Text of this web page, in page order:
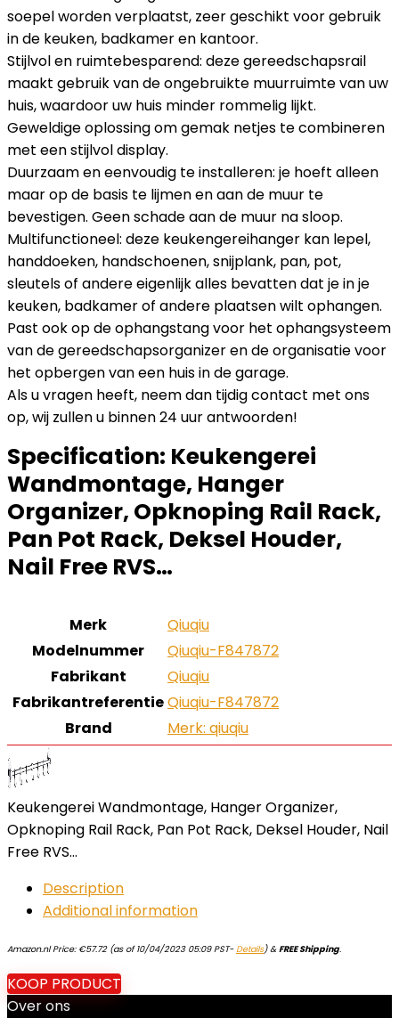
soepel worden verplaatst, zeer geschikt voor gebruik
in de keuken, badkamer en kantoor.
Stijlvol en ruimtebesparend: deze gereedschapsrail
maakt gebruik van de ongebruikte muurruimte van uw
huis, waardoor uw huis minder rommelig lijkt.
Geweldige oplossing om gemak netjes te combineren
met een stijlvol display.
Duurzaam en eenvoudig te installeren: je hoeft alleen
maar op de basis te lijmen en aan de muur te
bevestigen. Geen schade aan de muur na sloop.
Multifunctioneel: deze keukengereihanger kan lepel,
handdoeken, handschoenen, snijplank, pan, pot,
sleutels of andere eigenlijk alles bevatten dat je in je
keuken, badkamer of andere plaatsen wilt ophangen.
Past ook op de ophangstang voor het ophangsysteem
van de gereedschapsorganizer en de organisatie voor
het opbergen van een huis in de garage.
Als u vragen heeft, neem dan tijdig contact met ons
op, wij zullen u binnen 24 uur antwoorden!
Specification: Keukengerei
Wandmontage, Hanger
Organizer, Opknoping Rail Rack,
Pan Pot Rack, Deksel Houder,
Nail Free RVS…
Merk
‎Qiuqiu
Modelnummer
‎Qiuqiu-F847872
Fabrikant
‎Qiuqiu
Fabrikantreferentie‎Qiuqiu-F847872
Brand
Merk: qiuqiu
Keukengerei Wandmontage, Hanger Organizer,
Opknoping Rail Rack, Pan Pot Rack, Deksel Houder, Nail
Free RVS…
Description
Additional information
Amazon.nl Price: €57.72(as of 10/04/2023 05:09 PST-Details)&FREE Shipping.
KOOP PRODUCT
Over ons